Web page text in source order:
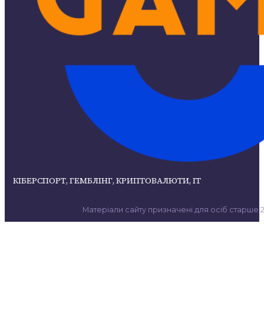
КІБЕРСПОРТ, ГЕМБЛІНГ, КРИПТОВАЛЮТИ, ІТ
Матеріали сайту призначені для осіб старше